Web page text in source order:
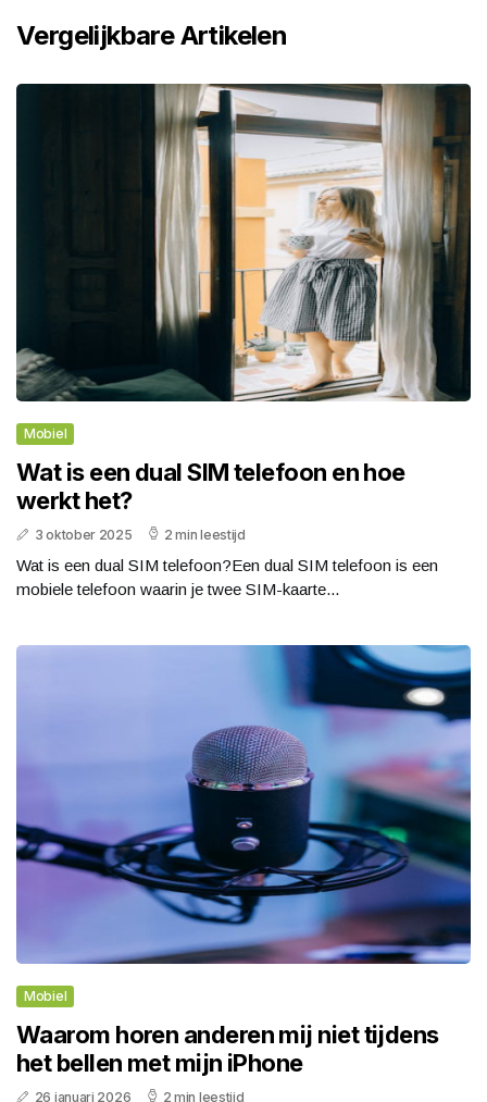
Vergelijkbare Artikelen
Mobiel
Wat is een dual SIM telefoon en hoe
werkt het?
3 oktober 2025 2 min leestijd
Wat is een dual SIM telefoon?Een dual SIM telefoon is een
mobiele telefoon waarin je twee SIM-kaarte...
Mobiel
Waarom horen anderen mij niet tijdens
het bellen met mijn iPhone
26 januari 2026 2 min leestijd